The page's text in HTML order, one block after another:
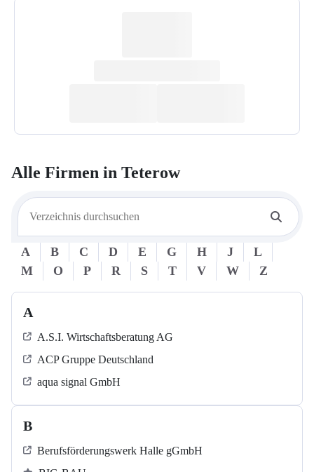
Alle Firmen in Teterow
A B C D E G H J
L
M
O P R S T V W Z
A
A.S.I. Wirtschaftsberatung AG
ACP Gruppe Deutschland
aqua signal GmbH
B
Berufsförderungswerk Halle gGmbH